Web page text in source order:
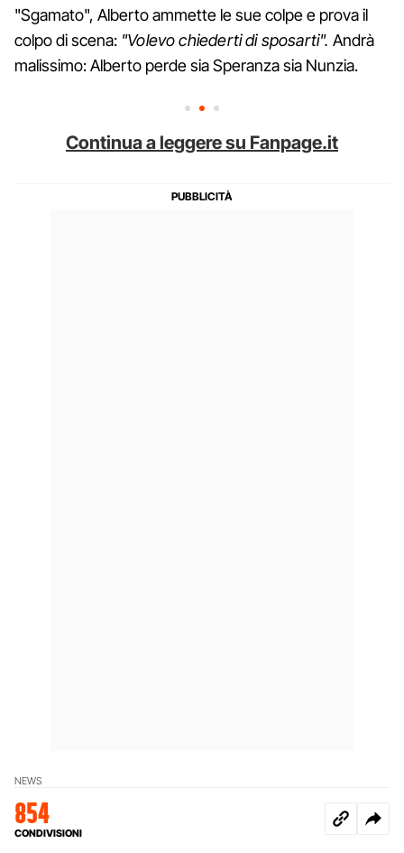
"Sgamato", Alberto ammette le sue colpe e prova il
colpo di scena: "Volevo chiederti di sposarti". Andrà
malissimo: Alberto perde sia Speranza sia Nunzia.
Continua a leggere su Fanpage.it
NEWS
854
CONDIVISIONI